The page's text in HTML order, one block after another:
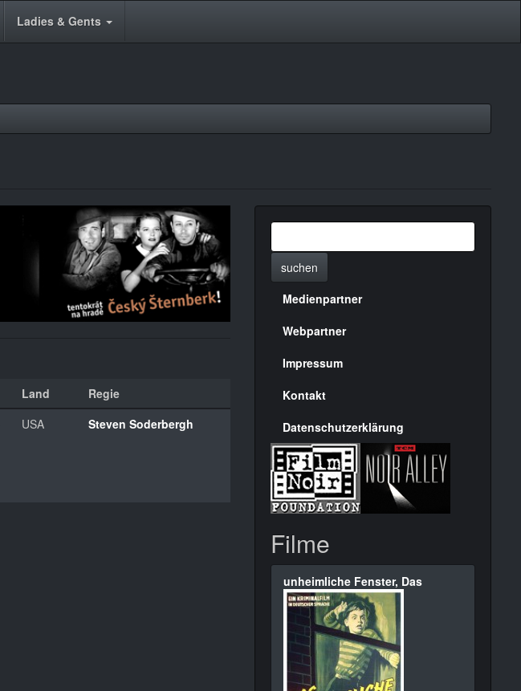
Ladies & Gents
Land Regie
USA Steven Soderbergh
suchen
Menülinks
rechte
Seite
Medienpartner
Webpartner
Impressum
Kontakt
Datenschutzerklärung
Filme
unheimliche Fenster, Das